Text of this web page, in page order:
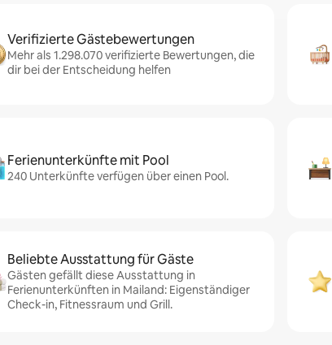
Verifizierte Gästebewertungen
Mehr als 1.298.070 verifizierte Bewertungen, die
dir bei der Entscheidung helfen
Ferienunterkünfte mit Pool
240 Unterkünfte verfügen über einen Pool.
Beliebte Ausstattung für Gäste
Gästen gefällt diese Ausstattung in
Ferienunterkünften in Mailand: Eigenständiger
Check-in, Fitnessraum und Grill.